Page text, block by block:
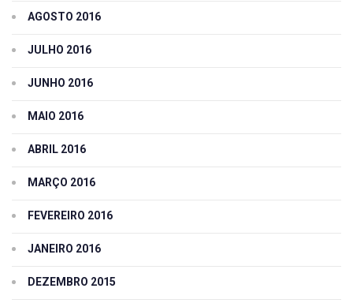
AGOSTO 2016
JULHO 2016
JUNHO 2016
MAIO 2016
ABRIL 2016
MARÇO 2016
FEVEREIRO 2016
JANEIRO 2016
DEZEMBRO 2015